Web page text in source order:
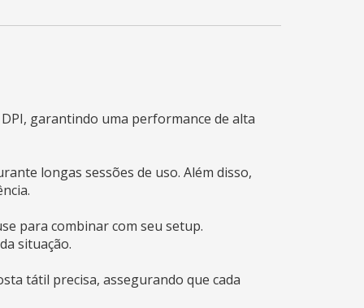
garantindo uma performance de alta
longas sessões de uso. Além disso,
para combinar com seu setup.
situação.
tátil precisa, assegurando que cada